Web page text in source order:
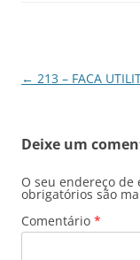
Navegação
← 213 – FACA
Deixe um
O seu endereço
obrigatórios são
Comentário *